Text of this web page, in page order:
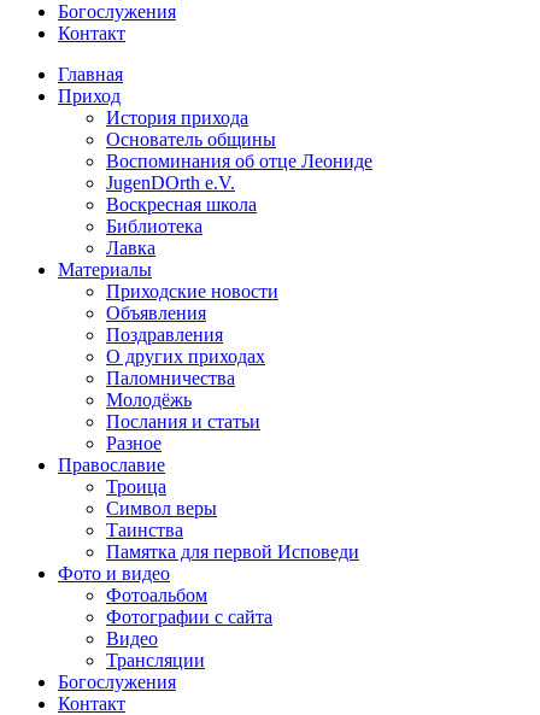
Богослужения
Контакт
Главная
Приход
История прихода
Основатель общины
Воспоминания об отце Леониде
JugenDOrth e.V.
Воскресная школа
Библиотека
Лавка
Материалы
Приходские новости
Объявления
Поздравления
О других приходах
Паломничества
Молодёжь
Послания и статьи
Разное
Православие
Троица
Символ веры
Таинства
Памятка для первой Исповеди
Фото и видео
Фотоальбом
Фотографии с сайта
Видео
Трансляции
Богослужения
Контакт